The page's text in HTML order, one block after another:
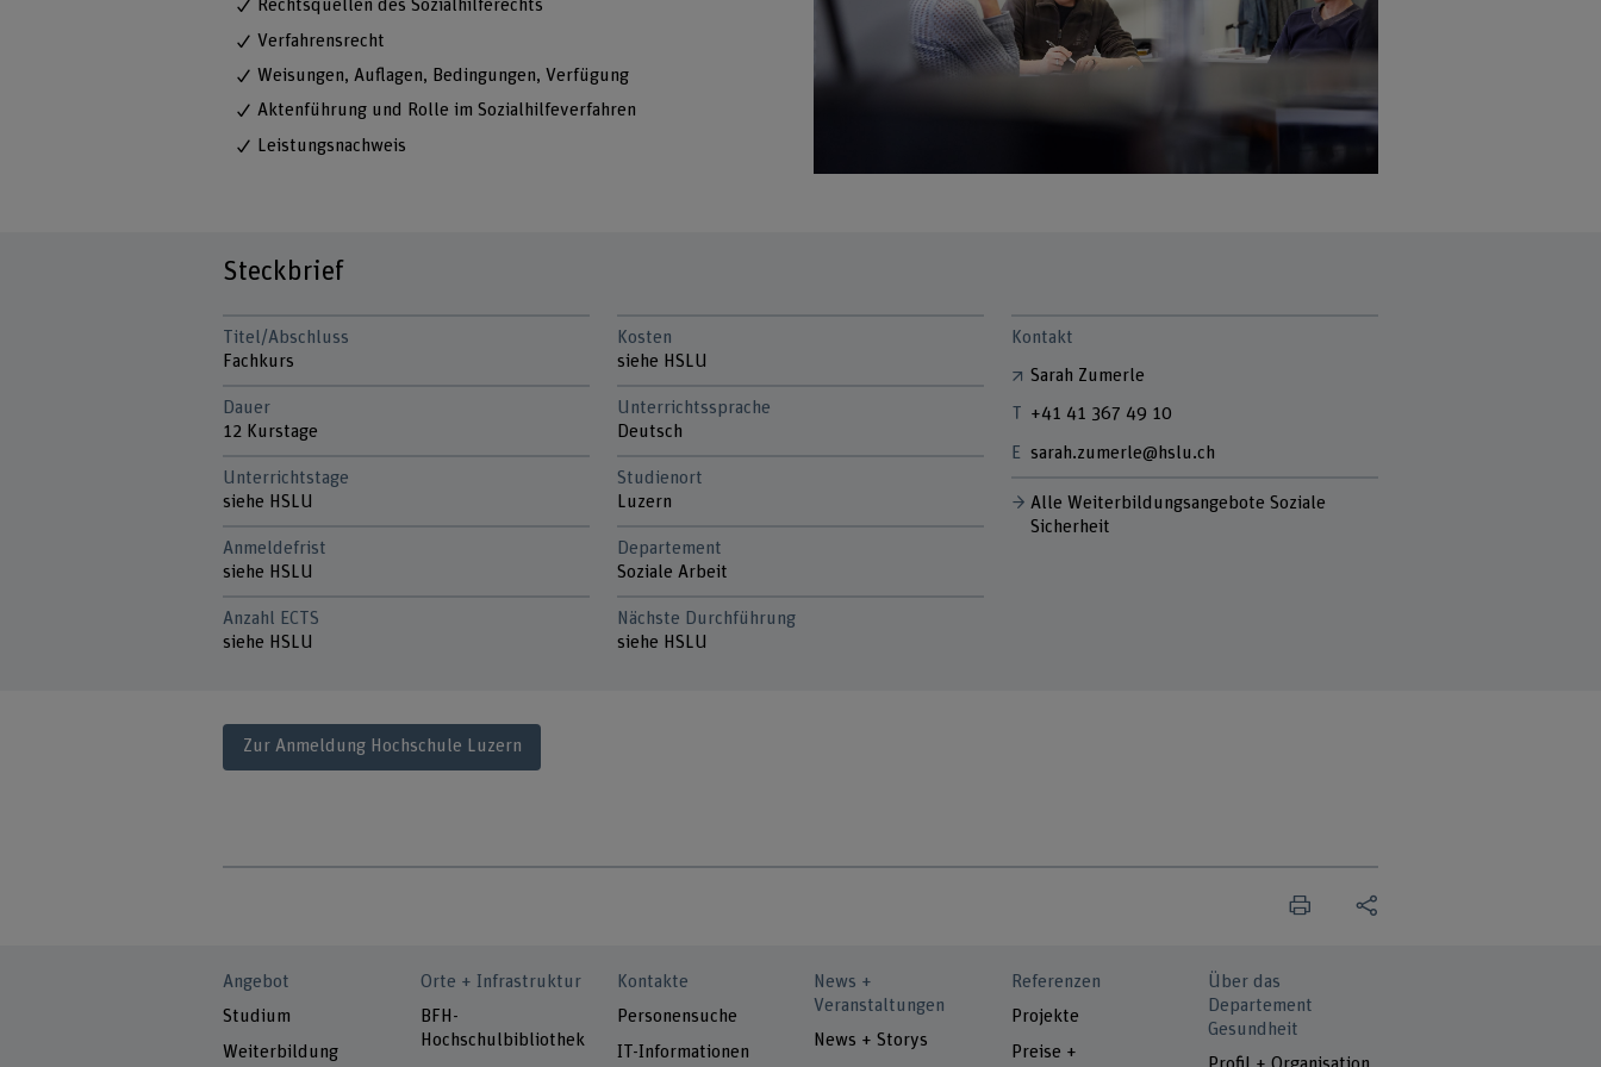
Rechtsquellen des Sozialhilferechts
Verfahrensrecht
Weisungen, Auflagen, Bedingungen, Verfügung
Aktenführung und Rolle im Sozialhilfeverfahren
Leistungsnachweis
Steckbrief
Titel/Abschluss
Fachkurs
Dauer
12 Kurstage
Unterrichtstage
siehe HSLU
Anmeldefrist
siehe HSLU
Anzahl ECTS
siehe HSLU
Kosten
siehe HSLU
Unterrichtssprache
Deutsch
Studienort
Luzern
Departement
Soziale Arbeit
Nächste Durchführung
siehe HSLU
Kontakt
Sarah Zumerle
+41 41 367 49 10
sarah.zumerle@hslu.ch
Alle Weiterbildungsangebote Soziale
Sicherheit
Zur Anmeldung Hochschule Luzern
Angebot
Studium
Weiterbildung
Orte + Infrastruktur
BFH-
Hochschulbibliothek
Kontakte
Personensuche
IT-Informationen
News +
Veranstaltungen
News + Storys
Referenzen
Projekte
Preise +
Über das
Departement
Gesundheit